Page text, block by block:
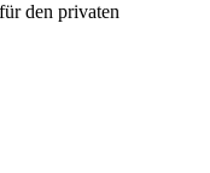
den privaten